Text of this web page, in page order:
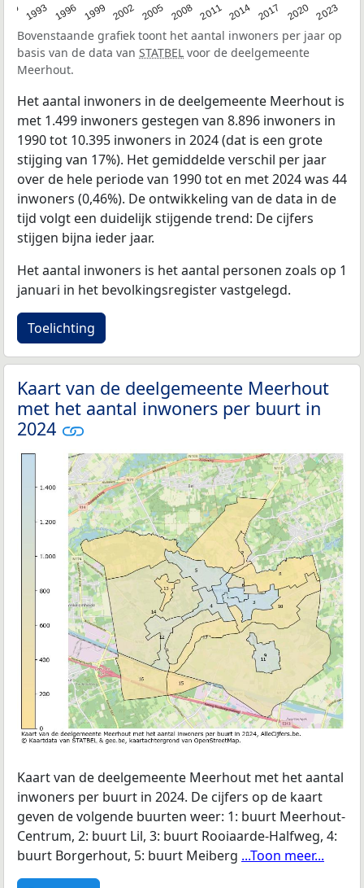
1993 1996 1999 2002 2005 2008 2011 2014 2017 2020 2023
Bovenstaande grafiek toont het aantal inwoners per jaar op
basis van de data van STATBEL voor de deelgemeente
Meerhout.
Het aantal inwoners in de deelgemeente Meerhout is
met 1.499 inwoners gestegen van 8.896 inwoners in
1990 tot 10.395 inwoners in 2024 (dat is een grote
stijging van 17%). Het gemiddelde verschil per jaar
over de hele periode van 1990 tot en met 2024 was 44
inwoners (0,46%). De ontwikkeling van de data in de
tijd volgt een duidelijk stijgende trend: De cijfers
stijgen bijna ieder jaar.
Het aantal inwoners is het aantal personen zoals op 1
januari in het bevolkingsregister vastgelegd.
Toelichting
Kaart van de deelgemeente Meerhout
met het aantal inwoners per buurt in
2024
Kaart van de deelgemeente Meerhout met het aantal
inwoners per buurt in 2024. De cijfers op de kaart
geven de volgende buurten weer: 1: buurt Meerhout-
Centrum, 2: buurt Lil, 3: buurt Rooiaarde-Halfweg, 4:
buurt Borgerhout, 5: buurt Meiberg ...Toon meer...